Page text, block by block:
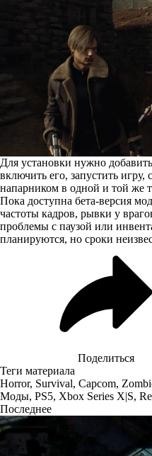
Для установки нужно
включить его, запустить игру,
напарником в одной и той же
Пока доступна бета-версия
частоты кадров, рывки у
проблемы с паузой или
планируются, но сроки
Поделиться
Теги материала
Horror, Survival, Capcom,
Моды, PS5, Xbox Series X|S,
Последнее